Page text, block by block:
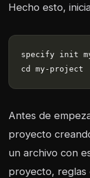
Hecho esto,
Antes de
proyecto
un archivo con
proyecto, reglas